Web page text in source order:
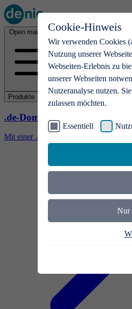
Cookie-Hinweis
Wir verwenden Cookies
Nutzung unserer
Webseiten-Erlebnis zu
unserer Webseiten
Nutzeranalyse nutzen.
zulassen möchten.
Essentiell
Nur
Open main menu
Produkte
.de-Domains
Mit einer .de-Domain erhalten Ideen